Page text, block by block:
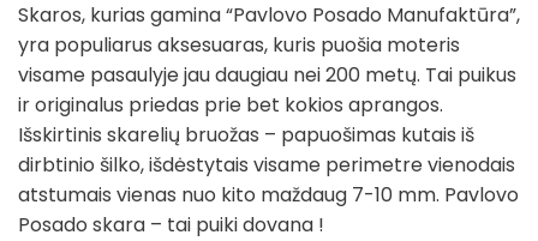
Skaros, kurias gamina “Pavlovo Posado Manufaktūra”,
yra populiarus aksesuaras, kuris puošia moteris
visame pasaulyje jau daugiau nei 200 metų. Tai puikus
ir originalus priedas prie bet kokios aprangos.
Išskirtinis skarelių bruožas – papuošimas kutais iš
dirbtinio šilko, išdėstytais visame perimetre vienodais
atstumais vienas nuo kito maždaug 7-10 mm. Pavlovo
Posado skara – tai puiki dovana !